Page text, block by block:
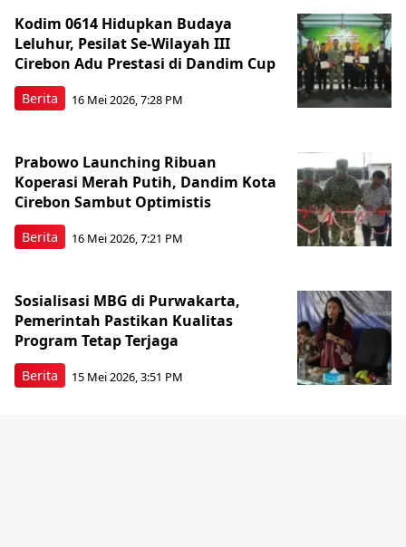
Berita
Kodim 0614 Hidupkan Budaya
Leluhur, Pesilat Se-Wilayah III
Cirebon Adu Prestasi di Dandim Cup
16 Mei 2026, 7:28 PM
Berita
Prabowo Launching Ribuan
Koperasi Merah Putih, Dandim Kota
Cirebon Sambut Optimistis
16 Mei 2026, 7:21 PM
Berita
Sosialisasi MBG di Purwakarta,
Pemerintah Pastikan Kualitas
Program Tetap Terjaga
15 Mei 2026, 3:51 PM